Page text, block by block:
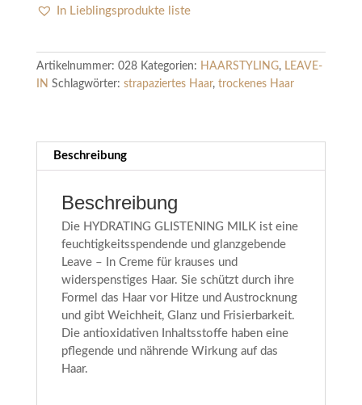
MengeIn Lieblingsprodukte liste
Artikelnummer: 028 Kategorien: HAARSTYLING, LEAVE-
IN Schlagwörter: strapaziertes Haar, trockenes Haar
Beschreibung
Beschreibung
Die HYDRATING GLISTENING MILK ist eine
feuchtigkeitsspendende und glanzgebende
Leave – In Creme für krauses und
widerspenstiges Haar. Sie schützt durch ihre
Formel das Haar vor Hitze und Austrocknung
und gibt Weichheit, Glanz und Frisierbarkeit.
Die antioxidativen Inhaltsstoffe haben eine
pflegende und nährende Wirkung auf das
Haar.